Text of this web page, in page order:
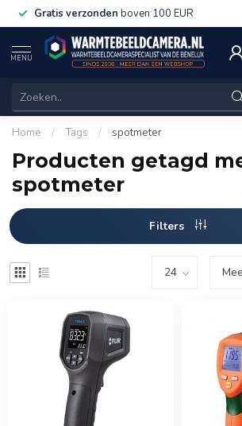
Gratis verzonden boven 100 EUR
MENU
Home / Tags / spotmeter
Producten getagd
spotmeter
Filters